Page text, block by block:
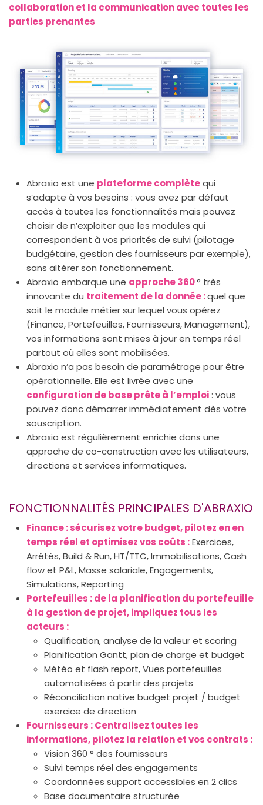
collaboration et la communication avec toutes les
parties prenantes
Abraxio est une plateforme complètequi
s’adapte à vos besoins : vous avez par défaut
accès à toutes les fonctionnalités mais pouvez
choisir de n’exploiter que les modules qui
correspondent à vos priorités de suivi (pilotage
budgétaire, gestion des fournisseurs par exemple),
sans altérer son fonctionnement.
Abraxio embarque une approche 360° très
innovante du traitement de la donnée :quel que
soit le module métier sur lequel vous opérez
(Finance, Portefeuilles, Fournisseurs, Management),
vos informations sont mises à jour en temps réel
partout où elles sont mobilisées.
Abraxio n’a pas besoin de paramétrage pour être
opérationnelle. Elle est livrée avec une
configuration de base prête à l’emploi: vous
pouvez donc démarrer immédiatement dès votre
souscription.
Abraxio est régulièrement enrichie dans une
approche de co-construction avec les utilisateurs,
directions et services informatiques.
FONCTIONNALITÉS PRINCIPALES D'ABRAXIO
Finance : sécurisez votre budget, pilotez en en
temps réel et optimisez vos coûts :Exercices,
Arrêtés, Build & Run, HT/TTC, Immobilisations, Cash
flow et P&L, Masse salariale, Engagements,
Simulations, Reporting
Portefeuilles : de la planification du portefeuille
à la gestion de projet, impliquez tous les
acteurs :
Qualification, analyse de la valeur et scoring
Planification Gantt, plan de charge et budget
Météo et flash report, Vues portefeuilles
automatisées à partir des projets
Réconciliation native budget projet / budget
exercice de direction
Fournisseurs : Centralisez toutes les
informations, pilotez la relation et vos contrats :
Vision 360 ° des fournisseurs
Suivi temps réel des engagements
Coordonnées support accessibles en 2 clics
Base documentaire structurée